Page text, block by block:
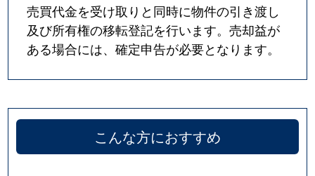
売買代金を受け取りと同時に物件の引き渡し
及び所有権の移転登記を行います。売却益が
ある場合には、確定申告が必要となります。
こんな方におすすめ